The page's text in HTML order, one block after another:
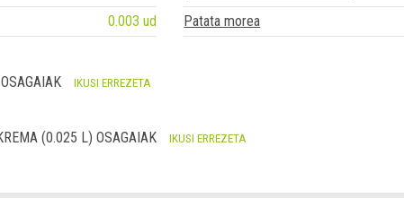
0.003 ud Patata morea
IKUSI ERREZETA
(0.025 L) OSAGAIAK IKUSI ERREZETA